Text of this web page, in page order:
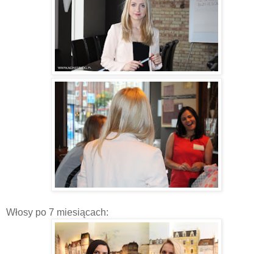
Włosy po 7 miesiącach: